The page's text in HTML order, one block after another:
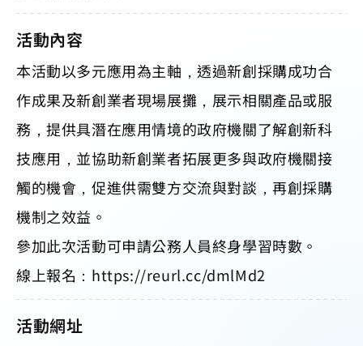
活動內容
本活動以多元應用為主軸，透過新創採購成功合
作成果及新創業者現場展攤，展示相關產品或服
務，提供具潛在應用情境的政府機關了解創新科
技應用，並協助新創業者拓展更多與政府機關接
觸的機會，促進供需雙方交流與對談，再創採購
機制之效益。
參加此次活動可申請公務人員終身學習時數。
線上報名：https://reurl.cc/dmlMd2
活動網址